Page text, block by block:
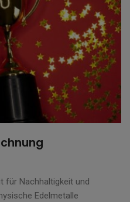
für Nachhaltigkeit und
Edelmetalle